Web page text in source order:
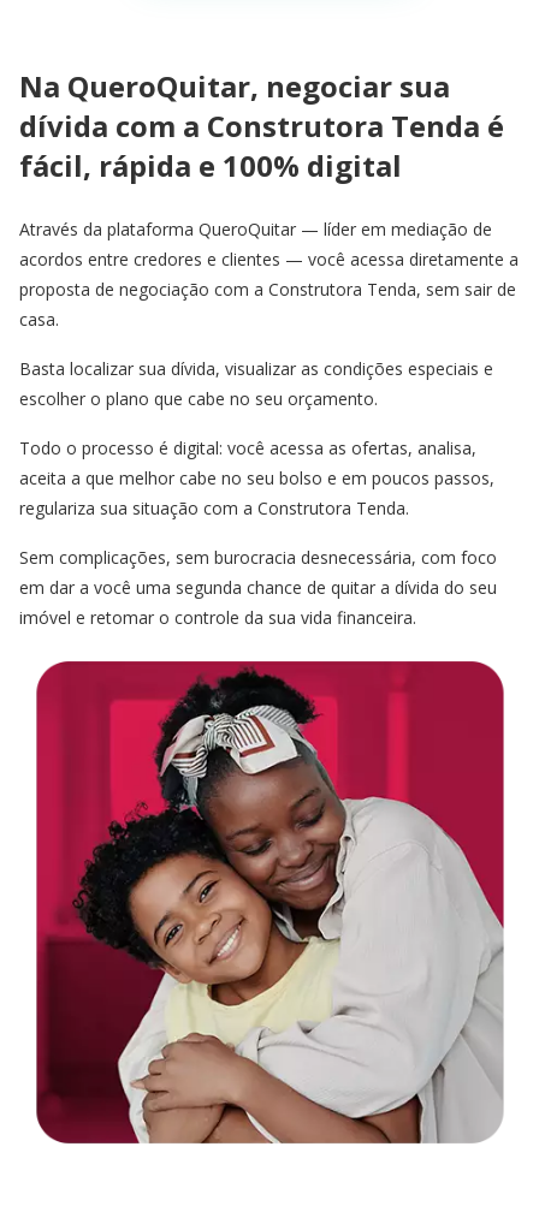
Na QueroQuitar, negociar sua
dívida com a Construtora Tenda é
fácil, rápida e 100% digital
Através da plataforma QueroQuitar — líder em mediação de
acordos entre credores e clientes — você acessa diretamente a
proposta de negociação com a Construtora Tenda, sem sair de
casa.
Basta localizar sua dívida, visualizar as condições especiais e
escolher o plano que cabe no seu orçamento.
Todo o processo é digital: você acessa as ofertas, analisa,
aceita a que melhor cabe no seu bolso e em poucos passos,
regulariza sua situação com a Construtora Tenda.
Sem complicações, sem burocracia desnecessária, com foco
em dar a você uma segunda chance de quitar a dívida do seu
imóvel e retomar o controle da sua vida financeira.